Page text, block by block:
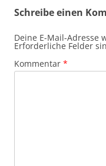
Schreibe einen
Deine E-Mail-Adresse
Erforderliche Felder
Kommentar *